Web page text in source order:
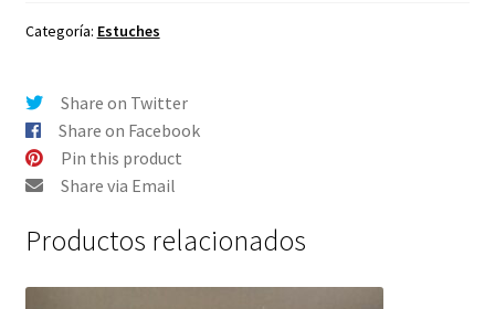
gafas
Torpedo
Grande
cantidad
Categoría: Estuches
Share on Twitter
Share on Facebook
Pin this product
Share via Email
Productos relacionados